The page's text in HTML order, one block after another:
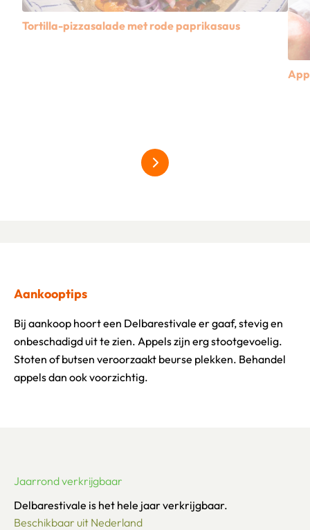
Tortilla-pizzasalade met rode paprikasaus
meer over hardfruit
Aankooptips
Bij aankoop hoort een Delbarestivale er gaaf, stevig en
onbeschadigd uit te zien. Appels zijn erg stootgevoelig.
Stoten of butsen veroorzaakt beurse plekken. Behandel
appels dan ook voorzichtig.
Jaarrond verkrijgbaar
Delbarestivale is het hele jaar verkrijgbaar.
Beschikbaar uit Nederland